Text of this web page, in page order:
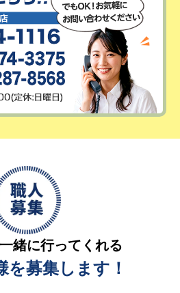
緒に行ってくれる
を募集します！